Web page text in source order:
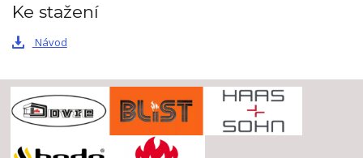
Ke stažení
Návod